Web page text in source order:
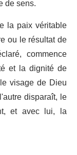
de sens.
la paix véritable
ou le résultat de
commence
et la dignité de
visage de Dieu
disparaît, le
et avec lui, la